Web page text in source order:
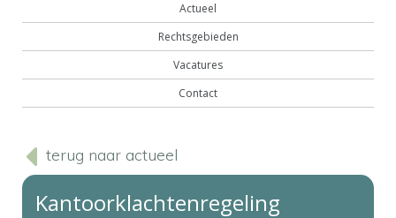
Actueel
Rechtsgebieden
Vacatures
Contact
terug naar actueel
Kantoorklachtenregeling